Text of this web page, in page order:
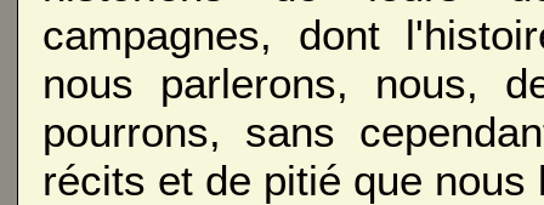
campagnes, dont
nous parlerons, nous,
pourrons, sans
récits et de pitié que nous